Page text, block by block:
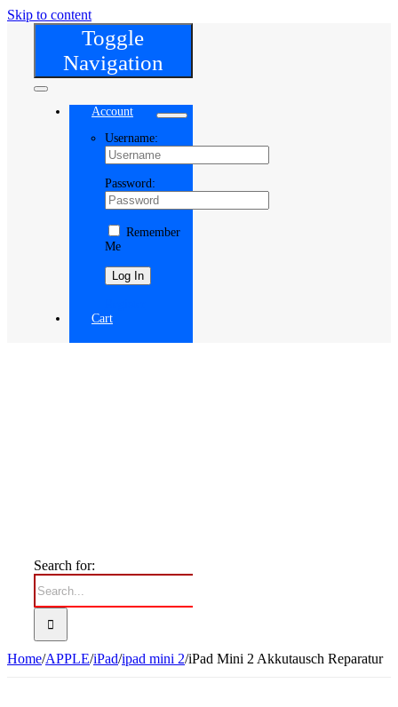
Skip to content
Toggle
Navigation
Account
Username:
Password:
Remember
Me
Cart
Search for:
Home/APPLE/iPad/ipad mini 2/iPad Mini 2 Akkutausch Reparatur